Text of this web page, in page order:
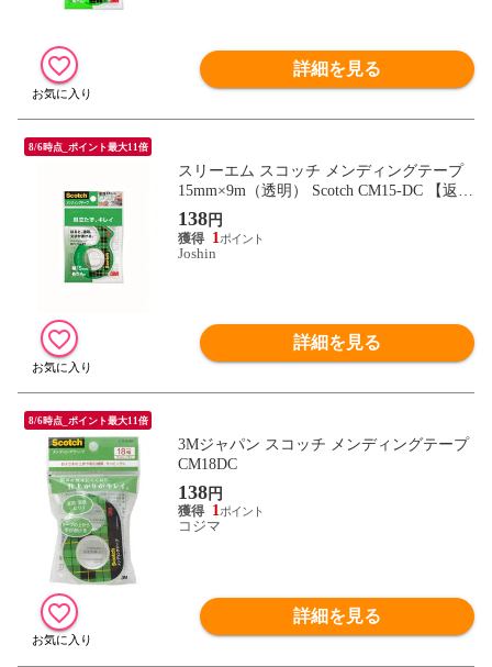
詳細を見る
8/6時点_ポイント最大11倍
スリーエム スコッチ メンディングテープ
15mm×9m（透明） Scotch CM15-DC 【返品
種別A】
138円
1
Joshin
詳細を見る
8/6時点_ポイント最大11倍
3Mジャパン スコッチ メンディングテープ
CM18DC
138円
1
コジマ
詳細を見る